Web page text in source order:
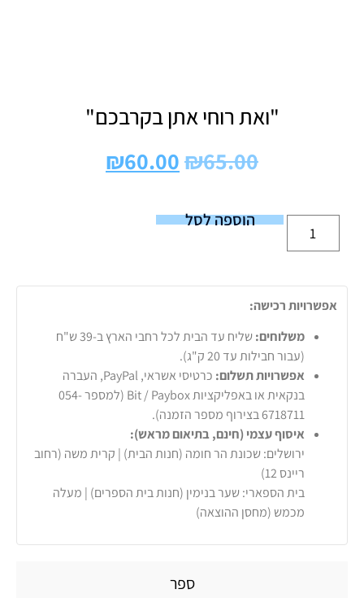
"ואת רוחי אתן בקרבכם"
₪65.00
₪60.00
הוספה לסל
אפשרויות רכישה:
משלוחים:
שליח עד הבית לכל רחבי הארץ ב-39 ש"ח
(עבור חבילות עד 20 ק"ג).
אפשרויות תשלום:
כרטיסי אשראי, PayPal, העברה
בנקאית או באפליקציות Bit / Paybox (למספר 054-
6718711 בצירוף מספר הזמנה).
איסוף עצמי (חינם, בתיאום מראש):
ירושלים: שכונת הר חומה (חנות הבית) | קרית משה (רחוב
ריינס 12)
בית הספארי: שער בנימין (חנות בית הספרים) | מעלה
מכמש (מחסן ההוצאה)
ספר